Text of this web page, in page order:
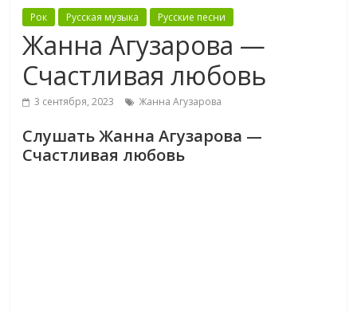
Рок Русская музыка Русские песни
Жанна Агузарова —
Счастливая любовь
3 сентября, 2023 Жанна Агузарова
Слушать Жанна Агузарова —
Счастливая любовь